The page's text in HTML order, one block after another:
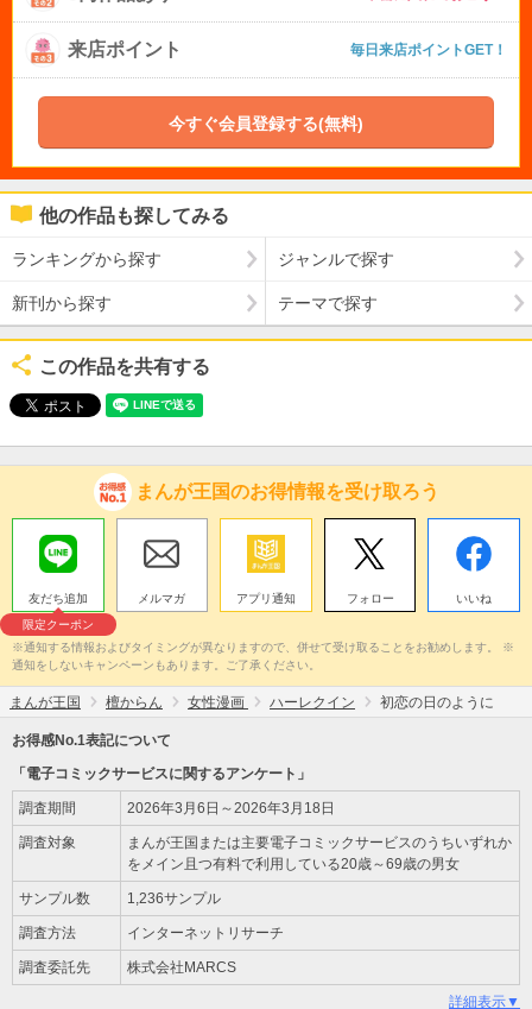
来店ポイント 毎日来店ポイントGET！
今すぐ会員登録する(無料)
他の作品も探してみる
ランキングから探す ジャンルで探す
新刊から探す テーマで探す
この作品を共有する
まんが王国のお得情報を受け取ろう
友だち追加
限定クーポン
メルマガ アプリ通知 フォロー いいね
※通知する情報およびタイミングが異なりますので、併せて受け取ることをお勧めします。 ※
通知をしないキャンペーンもあります。ご了承ください。
まんが王国 檀からん 女性漫画 ハーレクイン 初恋の日のように
お得感No.1表記について
「電子コミックサービスに関するアンケート」
調査期間 2026年3月6日～2026年3月18日
調査対象
まんが王国または主要電子コミックサービスのうちいずれか
をメイン且つ有料で利用している20歳～69歳の男女
サンプル数 1,236サンプル
調査方法 インターネットリサーチ
調査委託先 株式会社MARCS
詳細表示▼